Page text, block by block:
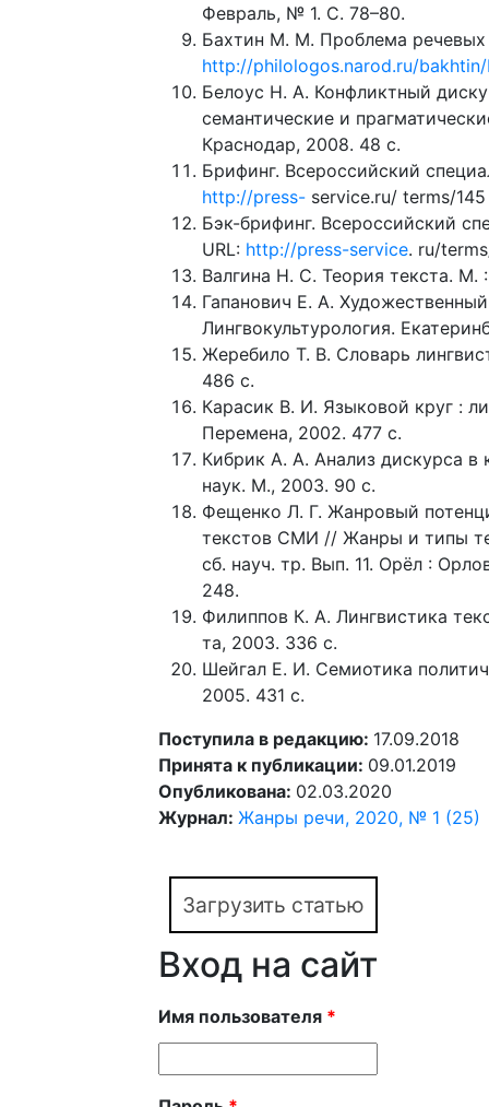
Февраль, № 1. С. 78–80.
Бахтин М. М. Проблема речевых
http://philologos.narod.ru/
Белоус Н. А. Конфликтный
семантические и
Краснодар, 2008. 48 с.
Брифинг. Всероссийский
http://press- service.ru/ terms/
Бэк-брифинг. Всероссийский
URL: http://press-service. ru/
Валгина Н. С. Теория текста. М.
Гапанович Е. А.
Лингвокультурология.
Жеребило Т. В. Словарь
486 с.
Карасик В. И. Языковой круг :
Перемена, 2002. 477 с.
Кибрик А. А. Анализ дискурса в
наук. М., 2003. 90 с.
Фещенко Л. Г. Жанровый
текстов СМИ // Жанры и типы
сб. науч. тр. Вып. 11. Орёл :
248.
Филиппов К. А. Лингвистика
та, 2003. 336 с.
Шейгал Е. И. Семиотика
2005. 431 с.
Поступила в редакцию: 17.09.2018
Принята к публикации: 09.01.2019
Опубликована: 02.03.2020
Журнал: Жанры речи, 2020, № 1 (25)
Загрузить статью
Вход на сайт
Имя пользователя *